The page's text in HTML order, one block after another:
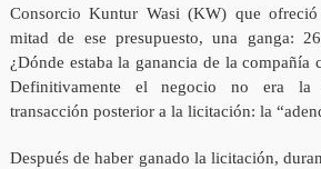
Consorcio Kuntur Wasi (KW) que
mitad de ese presupuesto, una ganga:
¿Dónde estaba la ganancia de la compañía
Definitivamente el negocio no era la
transacción posterior a la licitación: la
Después de haber ganado la licitación,